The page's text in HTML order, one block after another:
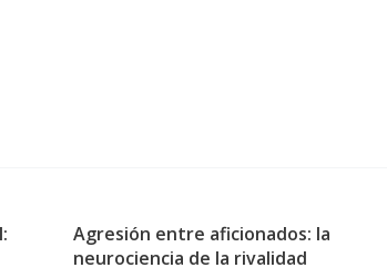
Agresión entre aficionados: la
neurociencia de la rivalidad